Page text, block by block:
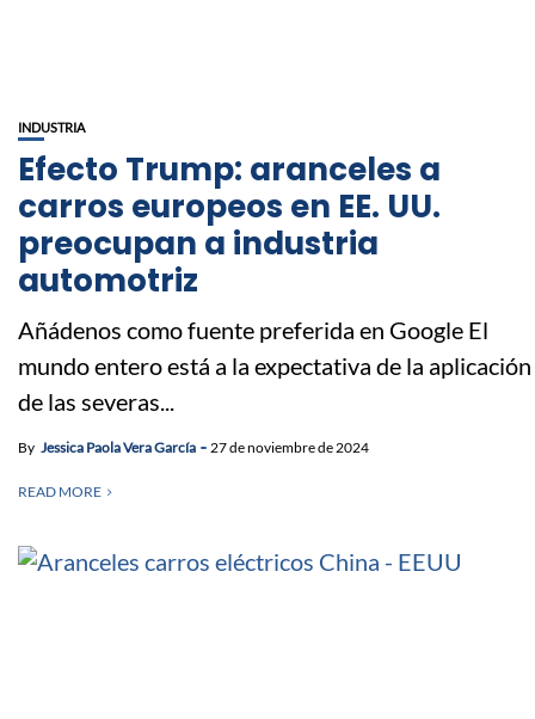
INDUSTRIA
Efecto Trump: aranceles a
carros europeos en EE. UU.
preocupan a industria
automotriz
Añádenos como fuente preferida en Google El
mundo entero está a la expectativa de la aplicación
de las severas...
By Jessica Paola Vera García 27 de noviembre de 2024
READ MORE